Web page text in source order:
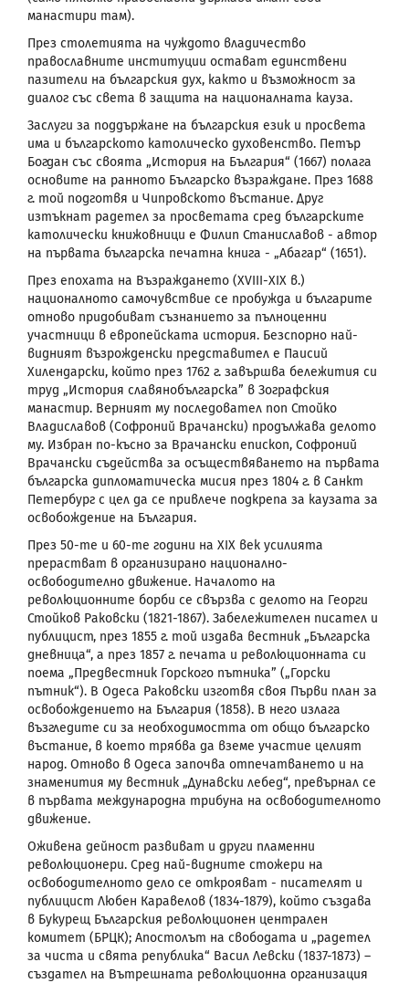
манастири там).
През столетията на чуждото владичество
православните институции остават единствени
пазители на българския дух, както и възможност за
диалог със света в защита на националната кауза.
Заслуги за поддържане на българския език и просвета
има и българското католическо духовенство. Петър
Богдан със своята „История на България“ (1667) полага
основите на ранното Българско възраждане. През 1688
г. той подготвя и Чипровското въстание. Друг
изтъкнат радетел за просветата сред българските
католически книжовници е Филип Станиславов - автор
на първата българска печатна книга - „Абагар“ (1651).
През епохата на Възраждането (XVIII-XIX в.)
националното самочувствие се пробужда и българите
отново придобиват съзнанието за пълноценни
участници в европейската история. Безспорно най-
видният възрожденски представител е Паисий
Хилендарски, който през 1762 г. завършва бележития си
труд „История славянобългарска” в Зографския
манастир. Верният му последовател поп Стойко
Владиславов (Софроний Врачански) продължава делото
му. Избран по-късно за Врачански епископ, Софроний
Врачански съдейства за осъществяването на първата
българска дипломатическа мисия през 1804 г. в Санкт
Петербург с цел да се привлече подкрепа за каузата за
освобождение на България.
През 50-те и 60-те години на XIX век усилията
прерастват в организирано национално-
освободително движение. Началото на
революционните борби се свързва с делото на Георги
Стойков Раковски (1821-1867). Забележителен писател и
публицист, през 1855 г. той издава вестник „Българска
дневница“, а през 1857 г. печата и революционната си
поема „Предвестник Горского пътника” („Горски
пътник“). В Одеса Раковски изготвя своя Първи план за
освобождението на България (1858). В него излага
възгледите си за необходимостта от общо българско
въстание, в което трябва да вземе участие целият
народ. Отново в Одеса започва отпечатването и на
знаменития му вестник „Дунавски лебед“, превърнал се
в първата международна трибуна на освободителното
движение.
Оживена дейност развиват и други пламенни
революционери. Сред най-видните стожери на
освободителното дело се открояват - писателят и
публицист Любен Каравелов (1834-1879), който създава
в Букурещ Българския революционен централен
комитет (БРЦК); Апостолът на свободата и „радетел
за чиста и свята република“ Васил Левски (1837-1873) –
създател на Вътрешната революционна организация